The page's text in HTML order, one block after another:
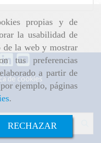
propias y de
la usabilidad de
de la web y mostrar
tus preferencias
a partir de
ejemplo, páginas
.
RECHAZAR
de cookies